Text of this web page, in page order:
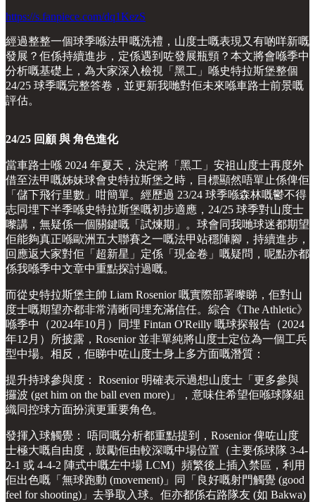
https://s.fanpiece.com/dq1KezS
經過整整一個球季喺法甲嘅洗禮，山度士嘅表現又有啲咩新嘅
發展？佢係持續進步，定係遇到咗發展瓶頸？本文將會喺季中
分析嘅基礎上，為大家深入檢視「黑工」喺史特拉斯堡整個
24/25 球季嘅完整答卷，並更新我哋對佢未來喺車路士前景嘅
評估。
24/25 回顧 與 角色進化
當車路士喺 2024 年夏天，決定將「黑工」安祖山度士再度外
借至法甲嘅姊妹球會史特拉斯堡之時，目標顯然唔單止係俾佢
「儲下飛行里數」咁簡單。經歷過 23/24 球季喺森林嘅鬱不得
志同埋下半季喺史特拉斯堡嘅初步適應，24/25 球季對山度士
嚟講，無疑係一個關鍵嘅「試煉期」。球會同我哋球迷都期望
佢能夠真正喺歐洲五大聯賽之一嘅法甲站穩陣腳，持續進步，
回應返大家對佢「超新星」定係「現金卷」嘅疑問，呢點亦都
係我喺季中文章中重點探討過嘅。
而從史特拉斯堡主帥 Liam Rosenior 嘅實際部署嚟睇，佢對山
度士嘅期望亦都非常清晰同埋充滿信任。綜合《The Athletic》
喺季中（2024年10月）同埋 Fintan O'Reilly 嘅球探報告（2024
年12月）所披露，Rosenior 並非單純將山度士定位為一個工兵
型中場。相反，佢睇中咗山度士身上多方面嘅潛質：
提升持球參與度： Rosenior 明確表示過想山度士「更多參與
攞波 (get him on the ball even more)」，意味住希望佢喺球隊組
織同控球方面扮演更重要角色。
發揮入球觸覺： 唔同嘅分析都重點提到，Rosenior 俾咗山度
士極大嘅自由度，鼓勵佢由較深嘅中場位置（主要係球隊 3-4-
2-1 或 4-4-2 陣式中嘅左中場 LCM）頻繁後上插入禁區，利用
佢出色嘅「無球跑動 (movement)」同「良好嘅射門觸覺 (good
feel for shooting)」去爭取入球。佢亦都係右路隊友 (如 Bakwa)